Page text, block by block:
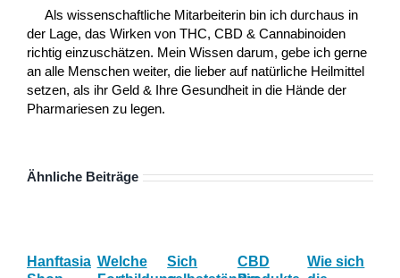
Als wissenschaftliche Mitarbeiterin bin ich durchaus in
der Lage, das Wirken von THC, CBD & Cannabinoiden
richtig einzuschätzen. Mein Wissen darum, gebe ich gerne
an alle Menschen weiter, die lieber auf natürliche Heilmittel
setzen, als ihr Geld & Ihre Gesundheit in die Hände der
Pharmariesen zu legen.
Ähnliche Beiträge
Hanftasia Welche
Sich
CBD
Wie sich